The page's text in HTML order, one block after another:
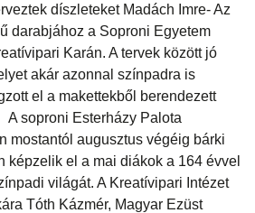
díszleteket Madách Imre- Az
darabjához a Soproni Egyetem
Karán. A tervek között jó
akár azonnal színpadra is
el a makettekből berendezett
soproni Esterházy Palota
mostantól augusztus végéig bárki
képzelik el a mai diákok a 164 évvel
világát. A Kreatívipari Intézet
Tóth Kázmér, Magyar Ezüst